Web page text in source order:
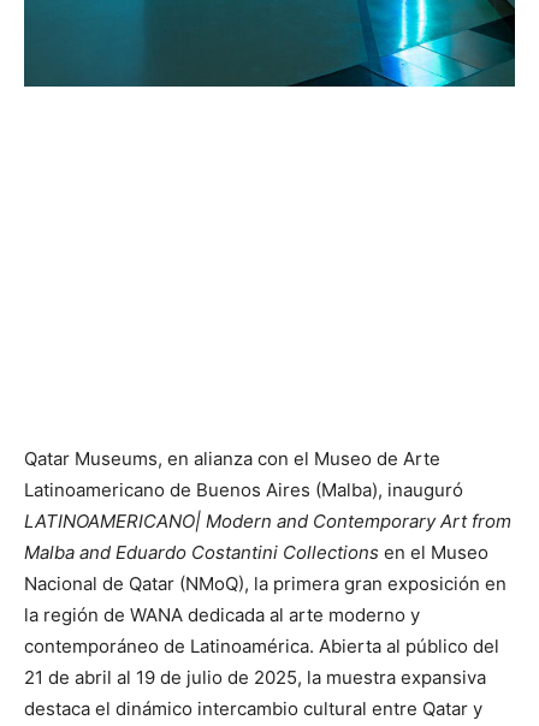
Qatar Museums, en alianza con el Museo de Arte
Latinoamericano de Buenos Aires (Malba), inauguró
LATINOAMERICANO| Modern and Contemporary Art from
Malba and Eduardo Costantini Collections en el Museo
Nacional de Qatar (NMoQ), la primera gran exposición en
la región de WANA dedicada al arte moderno y
contemporáneo de Latinoamérica. Abierta al público del
21 de abril al 19 de julio de 2025, la muestra expansiva
destaca el dinámico intercambio cultural entre Qatar y